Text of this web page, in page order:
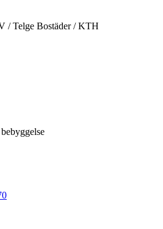
/ Telge Bostäder / KTH